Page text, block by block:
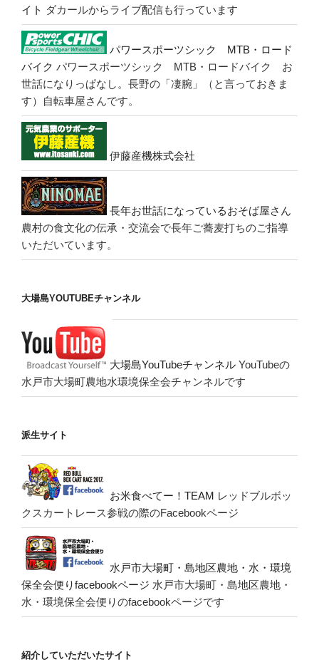
イト ダカールからライブ配信も行っています
パワースポーツシック MTB・ロード
バイク パワースポーツシック MTB・ロードバイク お
世話になりっぱなし。長野の「凄腕」（と言っておきま
す）自転車屋さんです。
伊藤産機株式会社
長年お世話になっているおそば屋さん
農村の食文化の伝承・交流会で長年ご蕎麦打ちのご指導
いただいています。
大場島YOUTUBEチャンネル
大場島YouTubeチャンネル YouTubeの
水戸市大場町農地水環境保全会チャンネルです
派生サイト
お米食べてー！TEAM レッドブルボッ
クスカートレース参戦の際のFacebookページ
水戸市大場町・島地区農地・水・環境
保全会便りfacebookページ 水戸市大場町・島地区農地・
水・環境保全会便りのfacebookページです
紹介していただいたサイト